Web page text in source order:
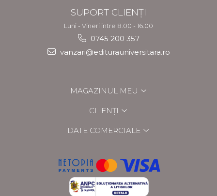
SUPORT CLIENȚI
Luni - Vineri intre 8.00 - 16.00
0745 200 357
vanzari@editurauniversitara.ro
MAGAZINUL MEU
CLIENȚI
DATE COMERCIALE